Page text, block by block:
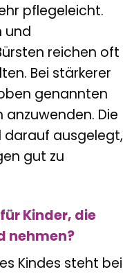
pflegeleicht.
und
reichen oft
Bei stärkerer
genannten
Die
darauf ausgelegt,
gut zu
Kinder, die
nehmen?
Kindes steht bei